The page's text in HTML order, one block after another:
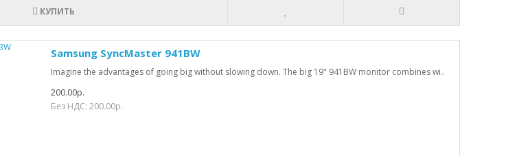
КУПИТЬ
Samsung SyncMaster 941BW
Imagine the advantages of going big without slowing down. The big 19" 941BW monitor combines wi..
200.00р.
Без НДС: 200.00р.